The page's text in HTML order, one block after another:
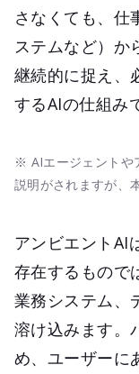
さなくても、仕
ステムなど）か
継続的に捉え、
するAIの仕組み
※ AIエージェントや
説明がされますが、
アンビエントAI
存在するもので
業務システム、
溶け込みます。
め、ユーザーに